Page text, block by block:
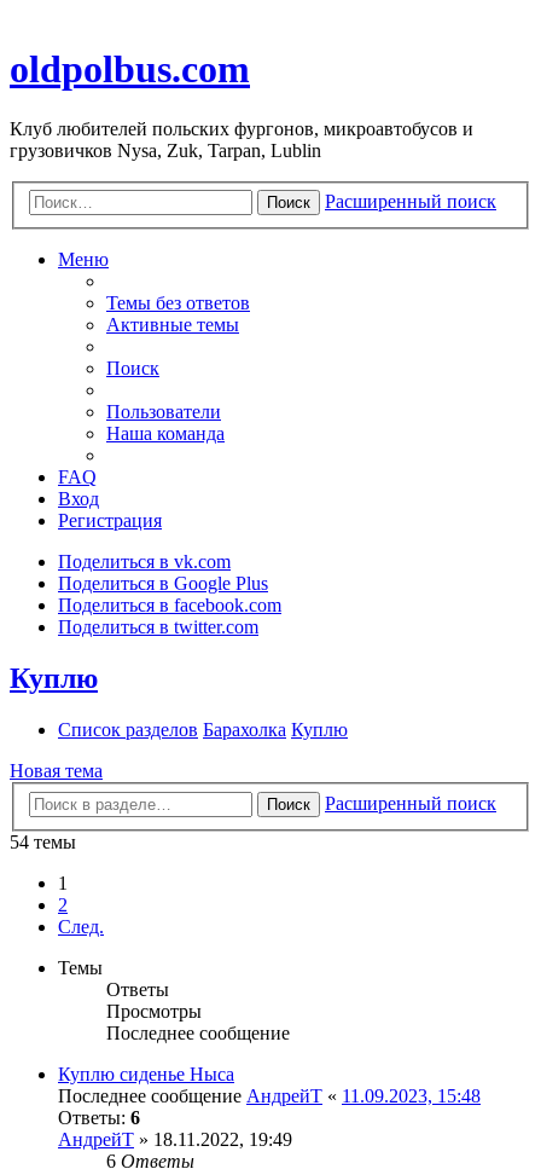
oldpolbus.com
Клуб любителей польских фургонов, микроавтобусов и
грузовичков Nysa, Zuk, Tarpan, Lublin
Поиск Расширенный поиск
Меню
Темы без ответов
Активные темы
Поиск
Пользователи
Наша команда
FAQ
Вход
Регистрация
Поделиться в vk.com
Поделиться в Google Plus
Поделиться в facebook.com
Поделиться в twitter.com
Куплю
Список разделов Барахолка Куплю
Новая тема
Поиск
Расширенный поиск
54 темы
1
2
След.
Темы
Ответы
Просмотры
Последнее сообщение
Куплю сиденье Ныса
Последнее сообщение АндрейТ « 11.09.2023, 15:48
Ответы: 6
АндрейТ » 18.11.2022, 19:49
6 Ответы